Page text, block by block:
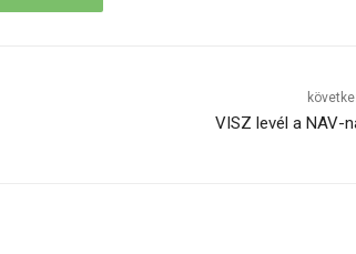
VISZ levél a NAV-